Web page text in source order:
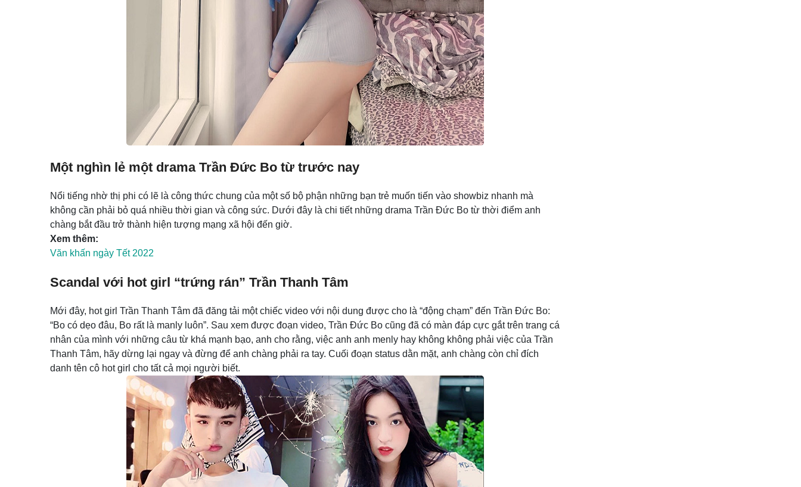
Một nghìn lẻ một drama Trần Đức Bo từ trước nay
Nổi tiếng nhờ thị phi có lẽ là công thức chung của một số bộ phận những bạn trẻ muốn tiến vào showbiz nhanh mà
không cần phải bỏ quá nhiều thời gian và công sức. Dưới đây là chi tiết những drama Trần Đức Bo từ thời điểm anh
chàng bắt đầu trở thành hiện tượng mạng xã hội đến giờ.
Xem thêm:
Văn khấn ngày Tết 2022
Scandal với hot girl “trứng rán” Trần Thanh Tâm
Mới đây, hot girl Trần Thanh Tâm đã đăng tải một chiếc video với nội dung được cho là “động chạm” đến Trần Đức Bo:
“Bo có dẹo đâu, Bo rất là manly luôn”. Sau xem được đoạn video, Trần Đức Bo cũng đã có màn đáp cực gắt trên trang cá
nhân của mình với những câu từ khá mạnh bạo, anh cho rằng, việc anh anh menly hay không không phải việc của Trần
Thanh Tâm, hãy dừng lại ngay và đừng để anh chàng phải ra tay. Cuối đoạn status dằn mặt, anh chàng còn chỉ đích
danh tên cô hot girl cho tất cả mọi người biết.